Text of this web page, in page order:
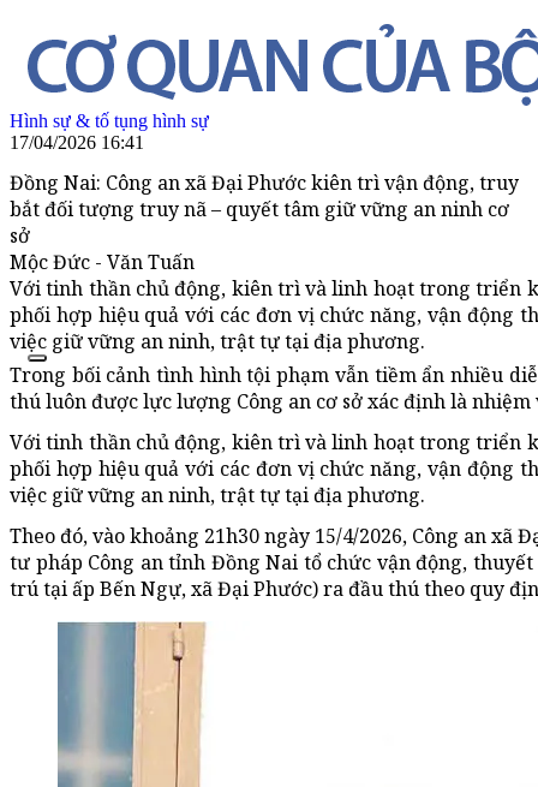
Hình sự & tố tụng hình sự
17/04/2026 16:41
Đồng Nai: Công an xã Đại Phước kiên trì vận động, truy
bắt đối tượng truy nã – quyết tâm giữ vững an ninh cơ
sở
Mộc Đức - Văn Tuấn
Với tinh thần chủ động, kiên trì và linh hoạt trong triển
phối hợp hiệu quả với các đơn vị chức năng, vận động
việc giữ vững an ninh, trật tự tại địa phương.
Trong bối cảnh tình hình tội phạm vẫn tiềm ẩn nhiều
thú luôn được lực lượng Công an cơ sở xác định là
Với tinh thần chủ động, kiên trì và linh hoạt trong triển
phối hợp hiệu quả với các đơn vị chức năng, vận động
việc giữ vững an ninh, trật tự tại địa phương.
Theo đó, vào khoảng 21h30 ngày 15/4/2026, Công an
tư pháp Công an tỉnh Đồng Nai tổ chức vận động,
trú tại ấp Bến Ngự, xã Đại Phước) ra đầu thú theo quy